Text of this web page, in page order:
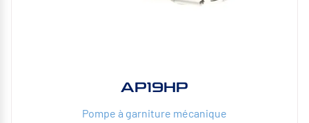
AP19HP
Pompe à garniture mécanique